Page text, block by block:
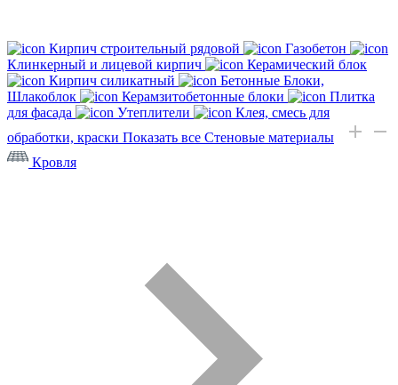
Кирпич строительный рядовой
Газобетон
Клинкерный и лицевой кирпич
Керамический блок
Кирпич силикатный
Бетонные Блоки,
Шлакоблок
Керамзитобетонные блоки
Плитка
для фасада
Утеплители
Клея, смесь для
обработки, краски Показать все Стеновые материалы
Кровля